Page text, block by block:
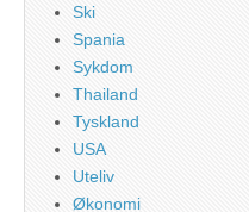
Ski
Spania
Sykdom
Thailand
Tyskland
USA
Uteliv
Økonomi